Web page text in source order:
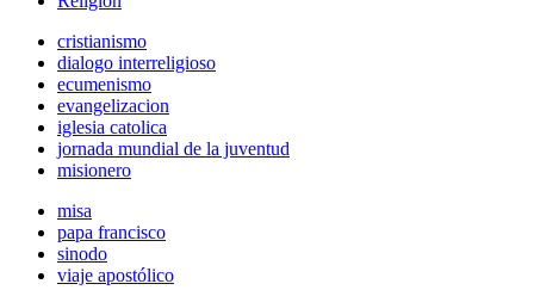
cristianismo
dialogo interreligioso
ecumenismo
evangelizacion
iglesia catolica
jornada mundial de la juventud
misionero
misa
papa francisco
sinodo
viaje apostólico